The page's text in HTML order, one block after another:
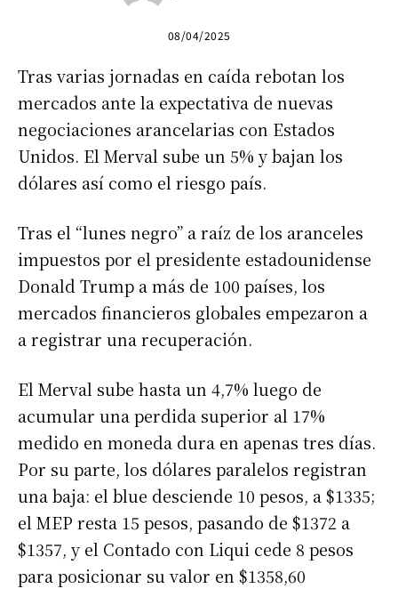
08/04/2025
Tras varias jornadas en caída rebotan los
mercados ante la expectativa de nuevas
negociaciones arancelarias con Estados
Unidos. El Merval sube un 5% y bajan los
dólares así como el riesgo país.
Tras el “lunes negro” a raíz de los aranceles
impuestos por el presidente estadounidense
Donald Trump a más de 100 países, los
mercados financieros globales empezaron a
a registrar una recuperación.
El Merval sube hasta un 4,7% luego de
acumular una perdida superior al 17%
medido en moneda dura en apenas tres días.
Por su parte, los dólares paralelos registran
una baja: el blue desciende 10 pesos, a $1335;
el MEP resta 15 pesos, pasando de $1372 a
$1357, y el Contado con Liqui cede 8 pesos
para posicionar su valor en $1358,60